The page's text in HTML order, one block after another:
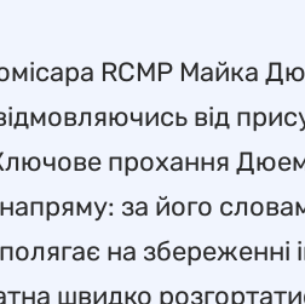
RCMP Майка
від
прохання
за його
на збереженні
швидко